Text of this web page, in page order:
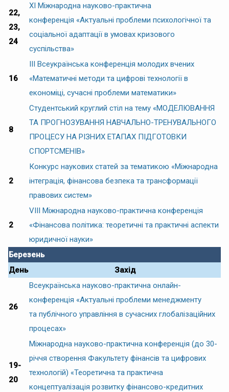
22,
23,
24
ХІ Міжнародна науково-практична
конференція «Актуальні проблеми психологічної та
соціальної адаптації в умовах кризового
суспільства»
16
IІI Всеукраїнська конференція молодих вчених
«Математичні методи та цифрові технології в
економіці, сучасні проблеми математики»
8
Студентський круглий стіл на тему «МОДЕЛЮВАННЯ
ТА ПРОГНОЗУВАННЯ НАВЧАЛЬНО-ТРЕНУВАЛЬНОГО
ПРОЦЕСУ НА РІЗНИХ ЕТАПАХ ПІДГОТОВКИ
СПОРТСМЕНІВ»
2
Конкурс наукових статей за тематикою «Міжнародна
інтеграція, фінансова безпека та трансформації
правових систем»
2
VIІІ Міжнародна науково-практична конференція
«Фінансова політика: теоретичні та практичні аспекти
юридичної науки»
Березень
День
Захід
26
Всеукраїнська науково-практична онлайн-
конференція «Актуальні проблеми менеджменту
та публічного управління в сучасних глобалізаційних
процесах»
19-
20
Міжнародна науково-практична конференція (до 30-
річчя створення Факультету фінансів та цифрових
технологій) «Теоретична та практична
концептуалізація розвитку фінансово-кредитних